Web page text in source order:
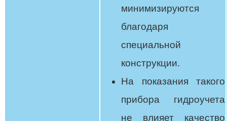
минимизируются
благодаря
специальной
конструкции.
На показания такого
прибора гидроучета
не влияет качество